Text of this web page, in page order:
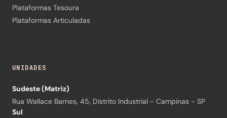
Plataformas Tesoura
Plataformas Articuladas
UNIDADES
Sudeste (Matriz)
Rua Wallace Barnes, 45, Distrito Industrial - Campinas - SP
Sul